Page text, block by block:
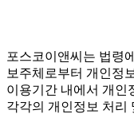
포스코이앤씨는 법령
보주체로부터 개인정
이용기간 내에서 개인
각각의 개인정보 처리